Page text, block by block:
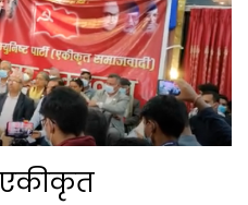
एकीकृत